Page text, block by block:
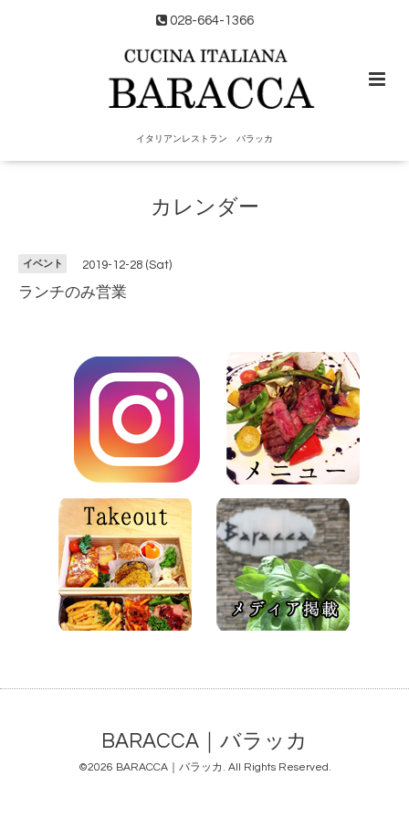
028-664-1366
イタリアンレストラン バラッカ
カレンダー
イベント 2019-12-28 (Sat)
ランチのみ営業
BARACCA｜バラッカ
©2026 BARACCA｜バラッカ . All Rights Reserved.